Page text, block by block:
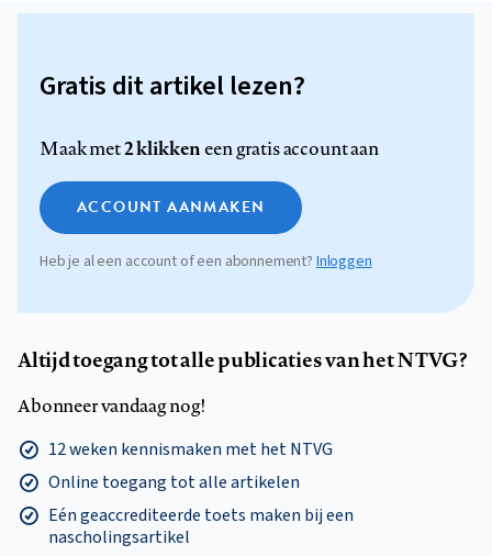
Gratis dit artikel lezen?
Maak met2 klikkeneen gratis account aan
ACCOUNT AANMAKEN
Heb je al een account of een abonnement? Inloggen
Altijd toegang tot alle publicaties van het NTVG?
Abonneer vandaag nog!
12 weken kennismaken met het NTVG
Online toegang tot alle artikelen
Eén geaccrediteerde toets maken bij een
nascholingsartikel